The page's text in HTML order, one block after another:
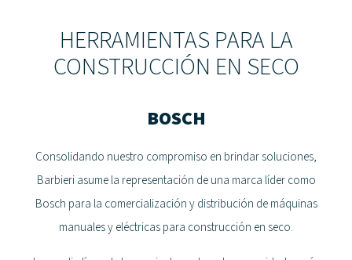
HERRAMIENTAS PARA LA
CONSTRUCCIÓN EN SECO
BOSCH
Consolidando nuestro compromiso en brindar soluciones,
Barbieri asume la representación de una marca líder como
Bosch para la comercialización y distribución de máquinas
manuales y eléctricas para construcción en seco.